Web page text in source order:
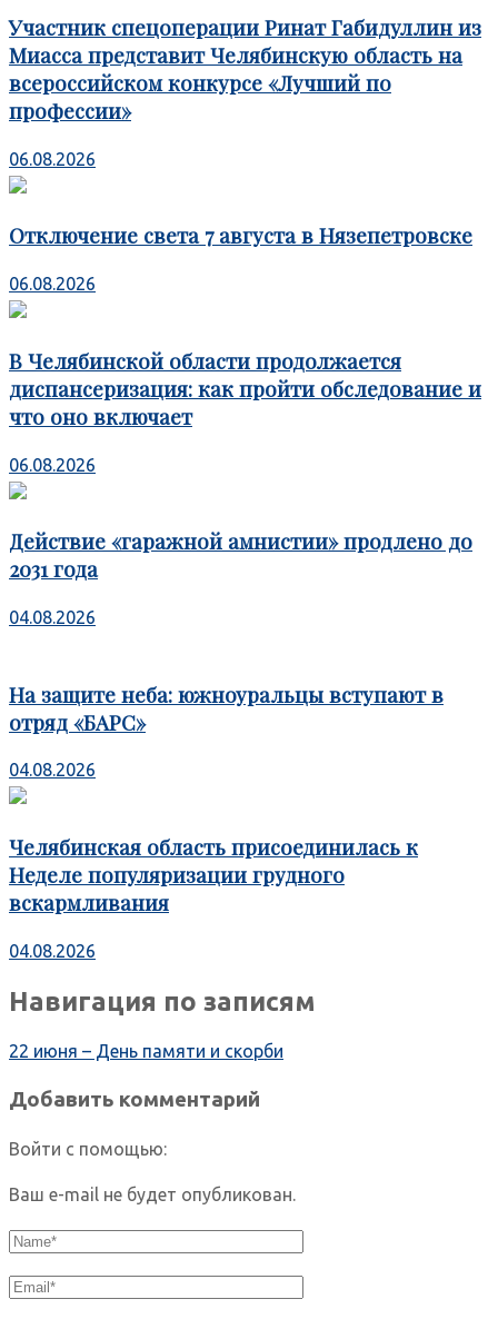
Участник спецоперации Ринат Габидуллин из
Миасса представит Челябинскую область на
всероссийском конкурсе «Лучший по
профессии»
06.08.2026
Отключение света 7 августа в Нязепетровске
06.08.2026
В Челябинской области продолжается
диспансеризация: как пройти обследование и
что оно включает
06.08.2026
Действие «гаражной амнистии» продлено до
2031 года
04.08.2026
На защите неба: южноуральцы вступают в
отряд «БАРС»
04.08.2026
Челябинская область присоединилась к
Неделе популяризации грудного
вскармливания
04.08.2026
Навигация по записям
22 июня – День памяти и скорби
Добавить комментарий
Войти с помощью:
Ваш e-mail не будет опубликован.